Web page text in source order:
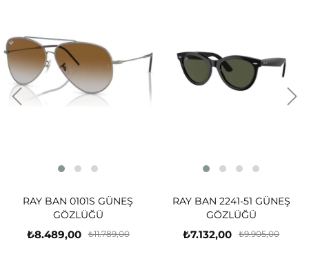
RAY BAN 0101S GÜNEŞ
GÖZLÜĞÜ
₺8.489,00 ₺11.789,00
RAY BAN 2241-51 GÜNEŞ
GÖZLÜĞÜ
₺7.132,00 ₺9.905,00